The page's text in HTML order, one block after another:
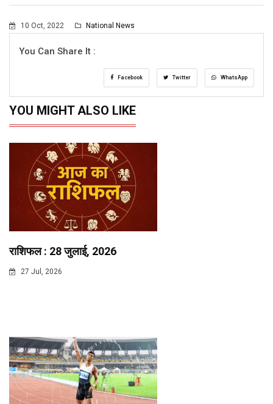
10 Oct, 2022 National News
You Can Share It :
Facebook Twitter WhatsApp
YOU MIGHT ALSO LIKE
राशिफल : 28 जुलाई, 2026
27 Jul, 2026